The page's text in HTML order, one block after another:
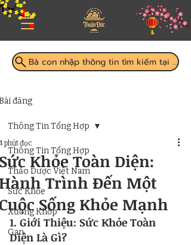
Bà con nhập thông tin tìm kiếm tại đây
đăng
Thông Tin Tổng Hợp
Thảo Dược Việt Nam
Sức Khỏe
Xương Khớp
Gan
Thông Tin Tổng Hợp
Khỏe Toàn Diện:
Trình Đến Một
Sống Khỏe Mạnh
phút đọc
1. Giới Thiệu: Sức Khỏe Toàn
Diện Là Gì?